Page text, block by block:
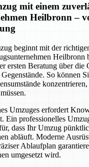
mit einem
Heilbronn –
beginnt mit der
Heilbronn
ersten Beratung über die
So können
Umzuges erfordert
Ein professionelles
dass Ihr Umzug
abläuft. Moderne
Ablaufplan
umgesetzt wird.